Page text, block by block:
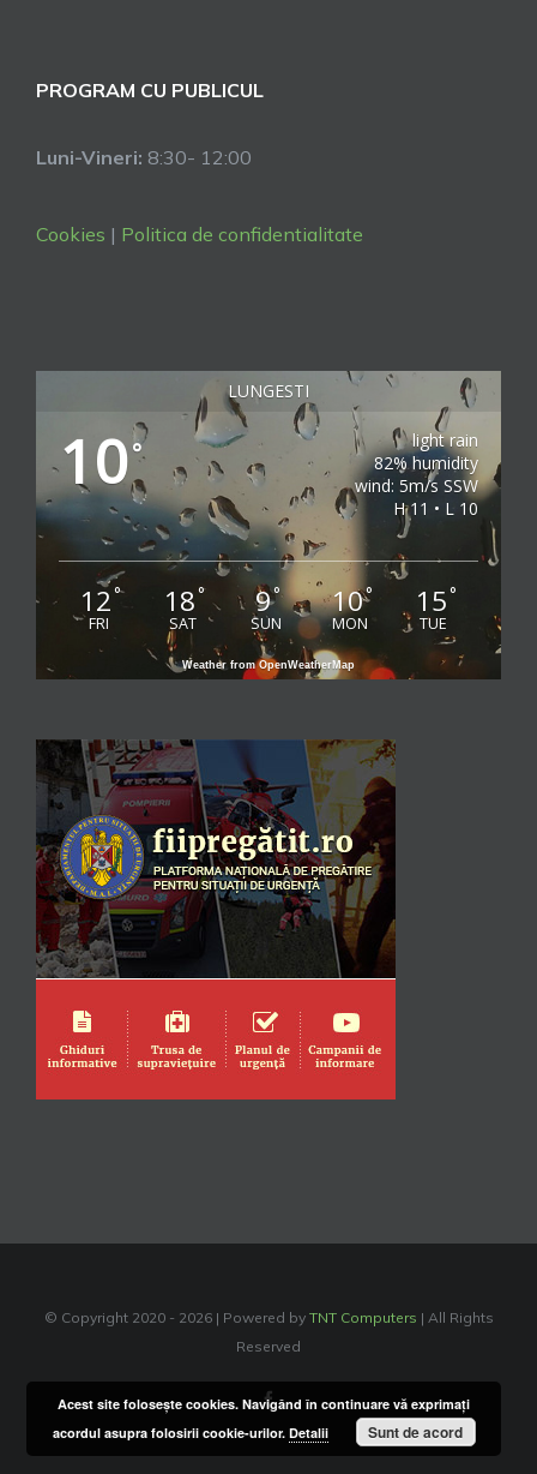
PROGRAM CU PUBLICUL
Luni-Vineri: 8:30- 12:00
Cookies | Politica de confidentialitate
LUNGESTI
10°
light rain
82% humidity
wind: 5m/s SSW
H 11 • L 10
12°
FRI
18°
SAT
9°
SUN
10°
MON
15°
TUE
Weather from OpenWeatherMap
© Copyright 2020 - 2026 | Powered by TNT Computers | All Rights
Reserved
Facebook
Acest site foloseşte cookies. Navigând în continuare vă exprimaţi
acordul asupra folosirii cookie-urilor. Detalii Sunt de acord